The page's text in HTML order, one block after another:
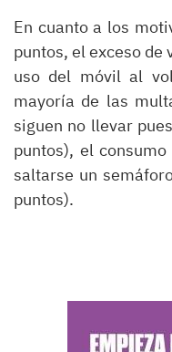
En cuanto a los
puntos, el exceso de
uso del móvil al
mayoría de las
siguen no llevar
puntos), el
saltarse un
puntos).